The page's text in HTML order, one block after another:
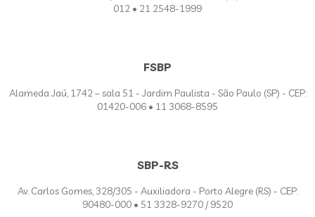
012 • 21 2548-1999
FSBP
Alameda Jaú, 1742 – sala 51 - Jardim Paulista - São Paulo (SP) - CEP:
01420-006 • 11 3068-8595
SBP-RS
Av. Carlos Gomes, 328/305 - Auxiliadora - Porto Alegre (RS) - CEP:
90480-000 • 51 3328-9270 / 9520